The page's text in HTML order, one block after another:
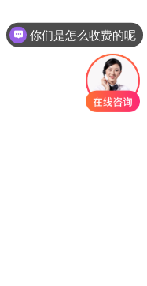
你们是怎么收费的呢